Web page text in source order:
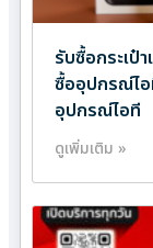
รับซื้อกระเป๋
ซื้ออุปกรณ์ไอ
อุปกรณ์ไอที
ดูเพิ่มเติม »